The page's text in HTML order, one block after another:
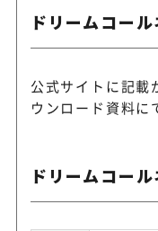
ドリームコー
公式サイトに記載
ウンロード資料に
ドリームコー